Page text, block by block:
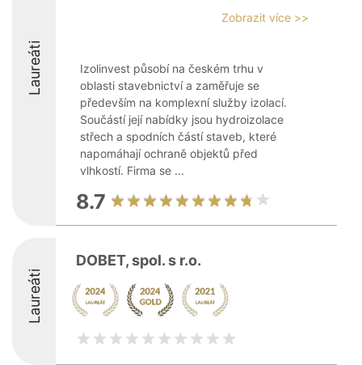
Laureáti
Zobrazit více >>
Izolinvest působí na českém trhu v
oblasti stavebnictví a zaměřuje se
především na komplexní služby izolací.
Součástí její nabídky jsou hydroizolace
střech a spodních částí staveb, které
napomáhají ochraně objektů před
vlhkostí. Firma se ...
8.7
Laureáti
DOBET, spol. s r.o.